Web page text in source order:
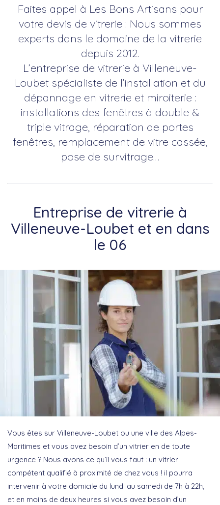
Faites appel à Les Bons Artisans pour
votre devis de vitrerie : Nous sommes
experts dans le domaine de la vitrerie
depuis 2012.
L’entreprise de vitrerie à Villeneuve-
Loubet spécialiste de l’installation et du
dépannage en vitrerie et miroiterie :
installations des fenêtres à double &
triple vitrage, réparation de portes
fenêtres, remplacement de vitre cassée,
pose de survitrage…
Entreprise de vitrerie à
Villeneuve-Loubet et en dans
le 06
Vous êtes sur Villeneuve-Loubet ou une ville des Alpes-
Maritimes et vous avez besoin d’un vitrier en de toute
urgence ? Nous avons ce qu’il vous faut : un vitrier
compétent qualifié à proximité de chez vous ! il pourra
intervenir à votre domicile du lundi au samedi de 7h à 22h,
et en moins de deux heures si vous avez besoin d’un